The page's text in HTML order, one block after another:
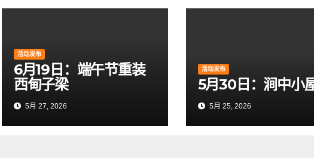
活动发布
6月19日：端午节重装
西甸子梁
5月 27, 2026
活动发布
5月30日：涧中小
5月 25, 2026